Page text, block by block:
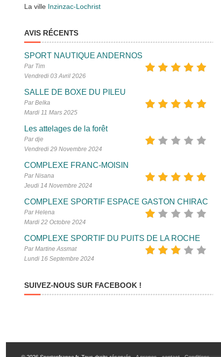
La ville Inzinzac-Lochrist
AVIS RÉCENTS
SPORT NAUTIQUE ANDERNOS
Par Tim
Vendredi 03 Avril 2026
SALLE DE BOXE DU PILEU
Par Belka
Mardi 11 Mars 2025
Les attelages de la forêt
Par dje
Vendredi 29 Novembre 2024
COMPLEXE FRANC-MOISIN
Par Nisana
Jeudi 14 Novembre 2024
COMPLEXE SPORTIF ESPACE GASTON CHIRAC
Par Helena
Mardi 22 Octobre 2024
COMPLEXE SPORTIF DU PUITS DE LA ROCHE
Par Martine Assmat
Lundi 16 Septembre 2024
SUIVEZ-NOUS SUR FACEBOOK !